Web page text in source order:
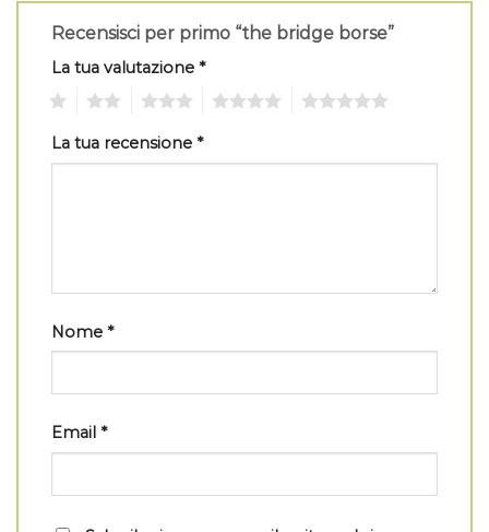
Recensisci per primo “the bridge borse”
La tua valutazione *
La tua recensione *
Nome *
Email *